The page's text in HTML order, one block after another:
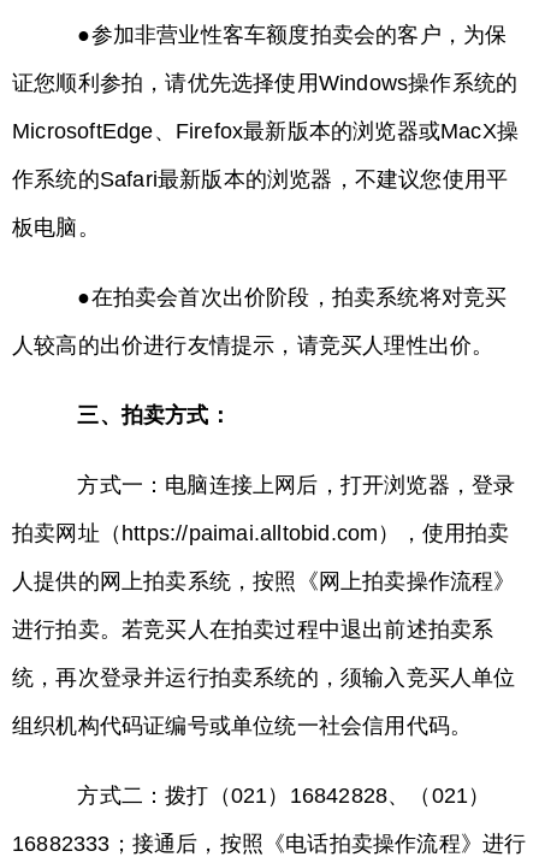
●参加非营业性客车额度拍卖会的客户，为保
证您顺利参拍，请优先选择使用Windows操作系统的
MicrosoftEdge、Firefox最新版本的浏览器或MacX操
作系统的Safari最新版本的浏览器，不建议您使用平
板电脑。
●在拍卖会首次出价阶段，拍卖系统将对竞买
人较高的出价进行友情提示，请竞买人理性出价。
三、拍卖方式：
方式一：电脑连接上网后，打开浏览器，登录
拍卖网址（https://paimai.alltobid.com），使用拍卖
人提供的网上拍卖系统，按照《网上拍卖操作流程》
进行拍卖。若竞买人在拍卖过程中退出前述拍卖系
统，再次登录并运行拍卖系统的，须输入竞买人单位
组织机构代码证编号或单位统一社会信用代码。
方式二：拨打（021）16842828、（021）
16882333；接通后，按照《电话拍卖操作流程》进行